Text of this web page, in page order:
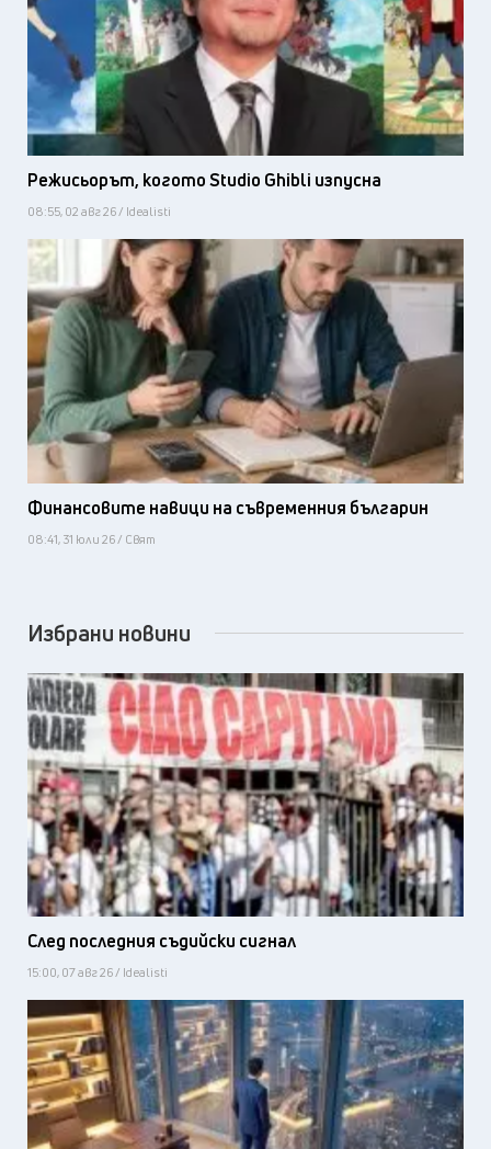
Режисьорът, когото Studio Ghibli изпусна
08:55, 02 авг 26 / Idealisti
Финансовите навици на съвременния българин
08:41, 31 юли 26 / Свят
Избрани новини
След последния съдийски сигнал
15:00, 07 авг 26 / Idealisti